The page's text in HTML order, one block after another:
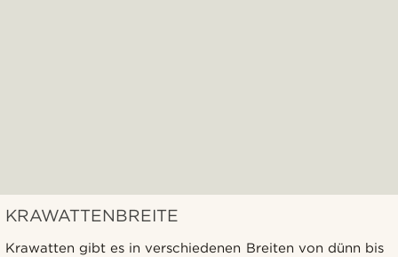
KRAWATTENBREITE
Krawatten gibt es in verschiedenen Breiten von dünn bis